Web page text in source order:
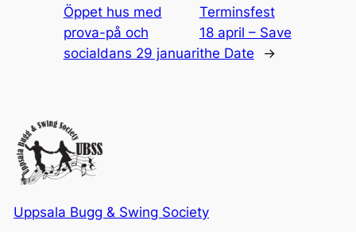
Öppet hus med
prova-på och
socialdans 29 januari
Terminsfest
18 april – Save
the Date
→
Uppsala Bugg & Swing Society